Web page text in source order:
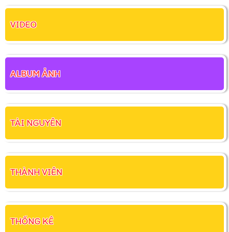
VIDEO
ALBUM ẢNH
TÀI NGUYÊN
THÀNH VIÊN
THỐNG KÊ